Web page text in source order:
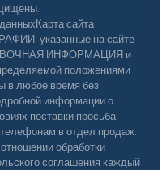
Карта сайта
указанные на сайте
ИНФОРМАЦИЯ и
положениями
в любое время без
информации о
поставки просьба
в отдел продаж.
обработки
соглашения каждый